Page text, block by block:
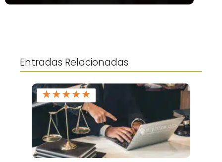
Entradas Relacionadas
★★★★★